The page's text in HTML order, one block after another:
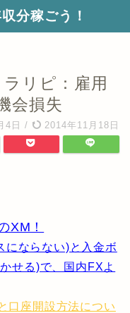
分稼ごう！
リピ：雇用
会損失
4日 / 2014年11月18日
XM！
にならない)と入金ボ
せる)で、国内FXよ
口座開設方法につい